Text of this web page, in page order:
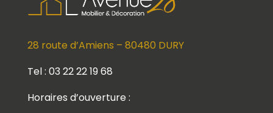
28 route d’Amiens – 80480 DURY
Tel : 03 22 22 19 68
Horaires d’ouverture :